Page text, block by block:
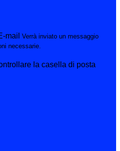
mail Verrà inviato un messaggio
necessarie.
la casella di posta